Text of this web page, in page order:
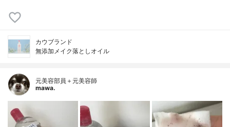
カウブランド
無添加メイク落としオイル
元美容部員＋元美容師
mawa.